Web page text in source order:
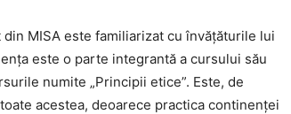
MISA este familiarizat cu învățăturile lui
este o parte integrantă a cursului său
numite „Principii etice”. Este, de
acestea, deoarece practica continenței